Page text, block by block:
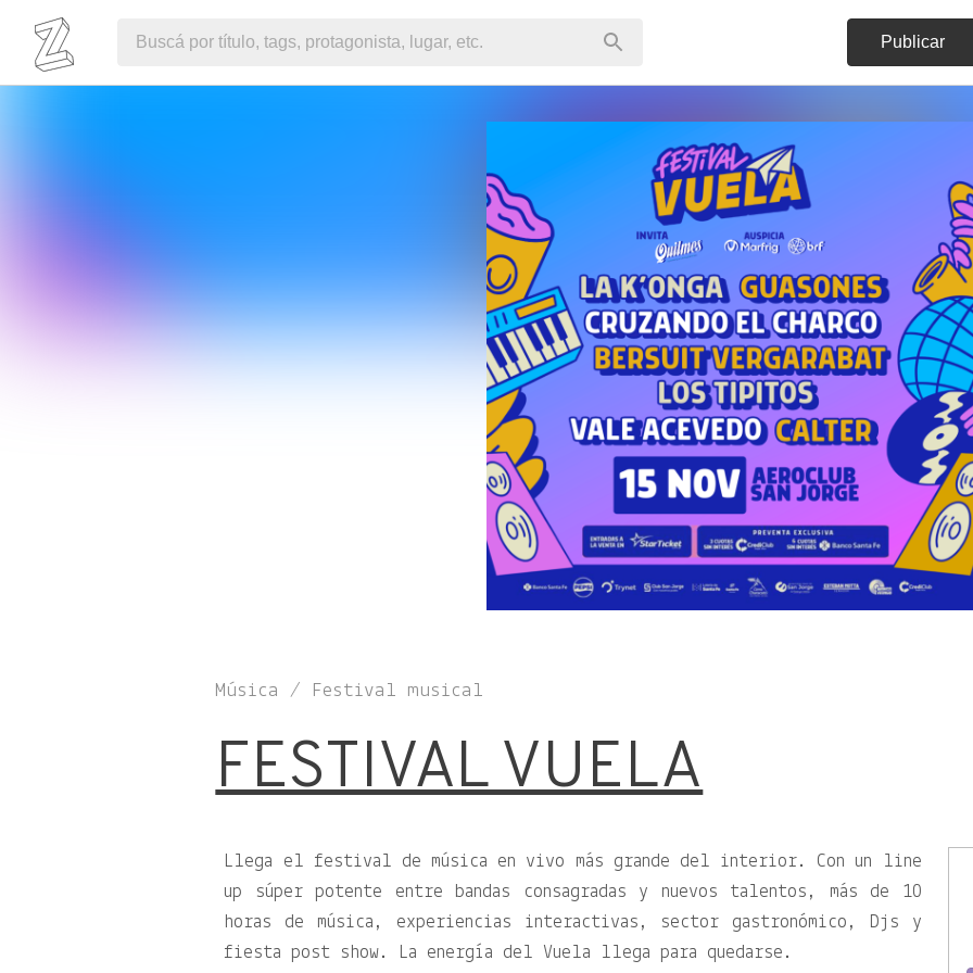
Publicar
Música / Festival musical
FESTIVAL VUELA
Llega el festival de música en vivo más grande del interior. Con un line
up súper potente entre bandas consagradas y nuevos talentos, más de 10
horas de música, experiencias interactivas, sector gastronómico, Djs y
fiesta post show. La energía del Vuela llega para quedarse.